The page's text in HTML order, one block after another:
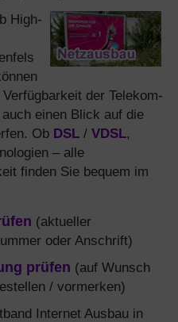
High-
der Telekom-
einen Blick auf die
Ob DSL / VDSL,
– alle
finden Sie bequem im
(aktueller
oder Anschrift)
prüfen (auf Wunsch
/ vormerken)
Internet Ausbau in